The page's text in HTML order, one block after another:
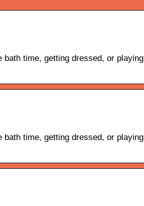
time, getting dressed, or playing
time, getting dressed, or playing